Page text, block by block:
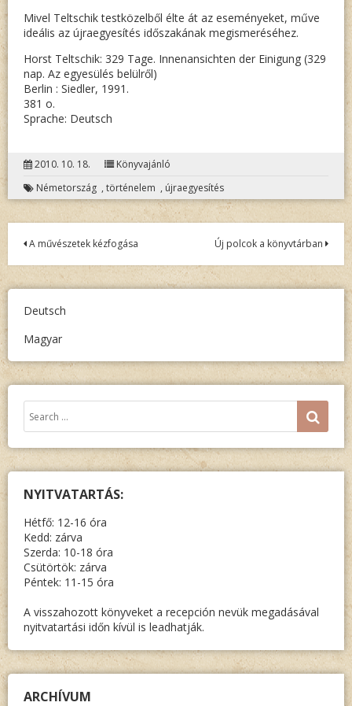
Mivel Teltschik testközelből élte át az eseményeket, műve
ideális az újraegyesítés időszakának megismeréséhez.
Horst Teltschik: 329 Tage. Innenansichten der Einigung (329
nap. Az egyesülés belülről)
Berlin : Siedler, 1991.
381 o.
Sprache: Deutsch
2010. 10. 18.
Könyvajánló
Németország , történelem , újraegyesítés
Bejegyzés
navigáció
A művészetek kézfogása Új polcok a könyvtárban
Deutsch
Magyar
Keresés:
NYITVATARTÁS:
Hétfő: 12-16 óra
Kedd: zárva
Szerda: 10-18 óra
Csütörtök: zárva
Péntek: 11-15 óra
A visszahozott könyveket a recepción nevük megadásával
nyitvatartási időn kívül is leadhatják.
ARCHÍVUM